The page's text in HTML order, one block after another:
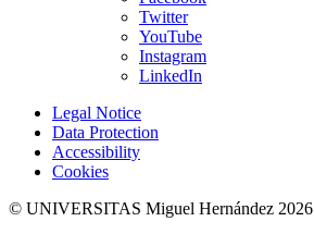
Twitter
YouTube
Instagram
LinkedIn
Legal Notice
Data Protection
Accessibility
Cookies
© UNIVERSITAS Miguel Hernández 2026